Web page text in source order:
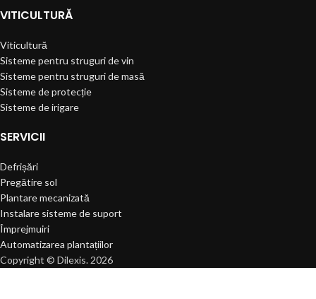
VITICULTURĂ
Viticultură
Sisteme pentru struguri de vin
Sisteme pentru struguri de masă
Sisteme de protecție
Sisteme de irigare
SERVICII
Defrișări
Pregătire sol
Plantare mecanizată
Instalare sisteme de suport
Împrejmuiri
Automatizarea plantațiilor
Copyright © Dilexis. 2026